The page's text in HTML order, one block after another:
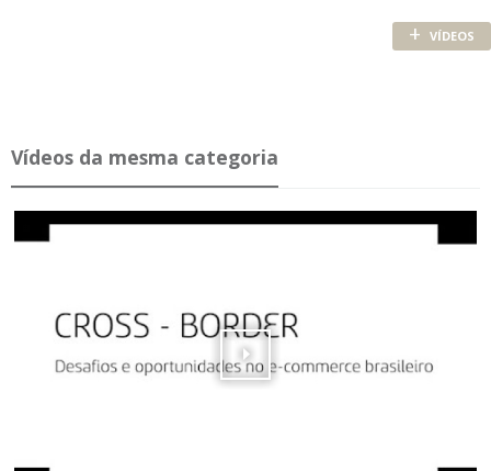
+ VÍDEOS
Ví­deos da mesma ca­te­goria